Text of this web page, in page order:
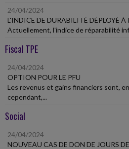
24/04/2024
L'INDICE DE DURABILITÉ DÉPLOYÉ À
Actuellement, l'indice de réparabilité
Fiscal TPE
24/04/2024
OPTION POUR LE PFU
Les revenus et gains financiers sont,
cependant,...
Social
24/04/2024
NOUVEAU CAS DE DON DE JOURS